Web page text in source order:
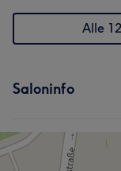
Alle
Saloninfo